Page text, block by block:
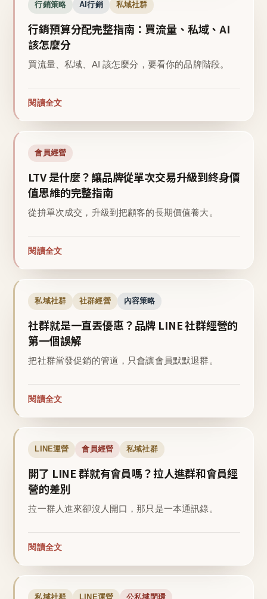
行銷策略 AI行銷 私域社群
行銷預算分配完整指南：買流量、私域、AI
該怎麼分
買流量、私域、AI 該怎麼分，要看你的品牌階段。
閱讀全文
會員經營
LTV 是什麼？讓品牌從單次交易升級到終身價
值思維的完整指南
從拚單次成交，升級到把顧客的長期價值養大。
閱讀全文
私域社群 社群經營 內容策略
社群就是一直丟優惠？品牌 LINE 社群經營的
第一個誤解
把社群當發促銷的管道，只會讓會員默默退群。
閱讀全文
LINE運營 會員經營 私域社群
開了 LINE 群就有會員嗎？拉人進群和會員經
營的差別
拉一群人進來卻沒人開口，那只是一本通訊錄。
閱讀全文